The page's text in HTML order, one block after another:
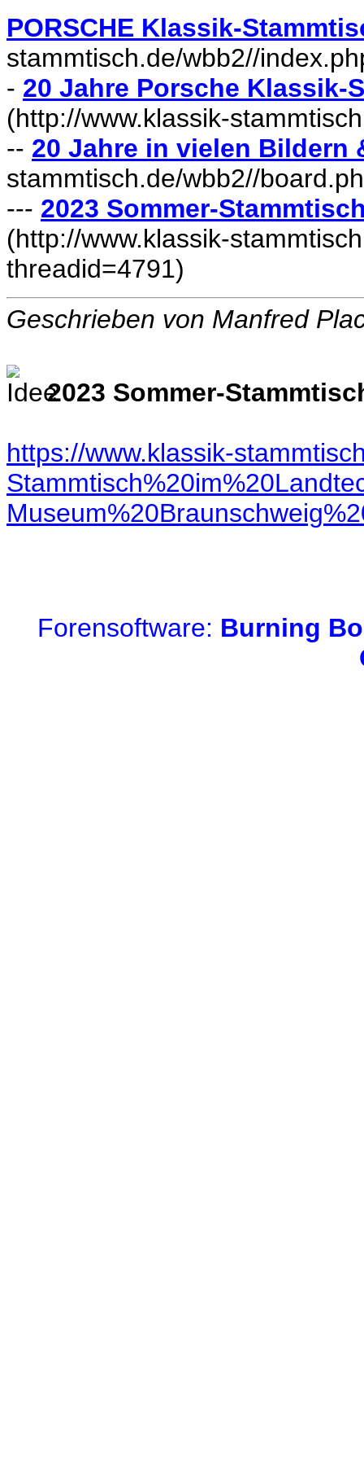
PORSCHE Klassik-
stammtisch.de/wbb2//
- 20 Jahre Porsche Klassik-
(http://www.klassik-
-- 20 Jahre in vielen Bildern
stammtisch.de/wbb2//
--- 2023 Sommer-
(http://www.klassik-
threadid=4791)
Geschrieben von Manfred
2023 Sommer-
https://www.klassik-
Forensoftware: Burning